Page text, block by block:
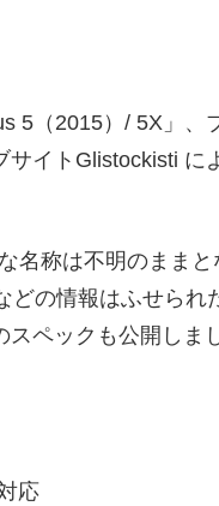
5（2015）/ 5X」、
イトGlistockisti に
名称は不明のまま
どの情報はふせられ
ペックも公開しま
応